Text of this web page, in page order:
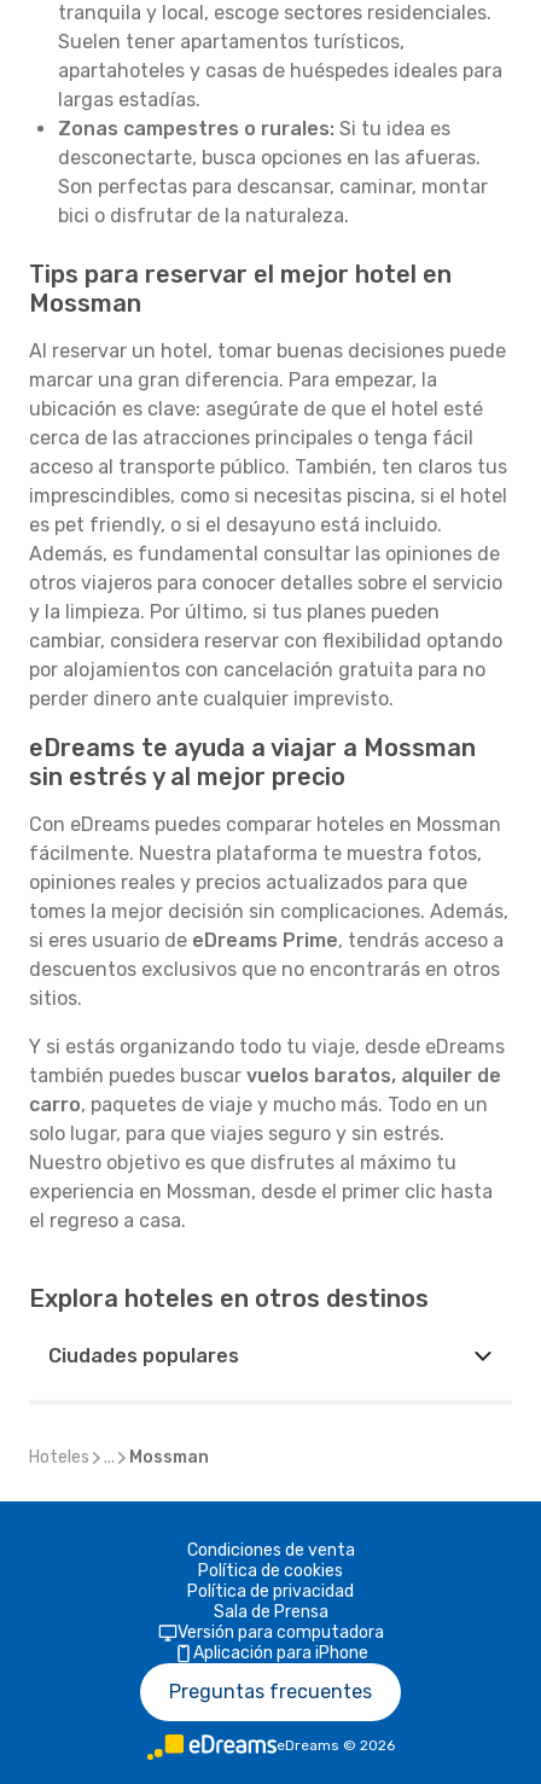
tranquila y local, escoge sectores residenciales.
Suelen tener apartamentos turísticos,
apartahoteles y casas de huéspedes ideales para
largas estadías.
Zonas campestres o rurales: Si tu idea es
desconectarte, busca opciones en las afueras.
Son perfectas para descansar, caminar, montar
bici o disfrutar de la naturaleza.
Tips para reservar el mejor hotel en
Mossman
Al reservar un hotel, tomar buenas decisiones puede
marcar una gran diferencia. Para empezar, la
ubicación es clave: asegúrate de que el hotel esté
cerca de las atracciones principales o tenga fácil
acceso al transporte público. También, ten claros tus
imprescindibles, como si necesitas piscina, si el hotel
es pet friendly, o si el desayuno está incluido.
Además, es fundamental consultar las opiniones de
otros viajeros para conocer detalles sobre el servicio
y la limpieza. Por último, si tus planes pueden
cambiar, considera reservar con flexibilidad optando
por alojamientos con cancelación gratuita para no
perder dinero ante cualquier imprevisto.
eDreams te ayuda a viajar a Mossman
sin estrés y al mejor precio
Con eDreams puedes comparar hoteles en Mossman
fácilmente. Nuestra plataforma te muestra fotos,
opiniones reales y precios actualizados para que
tomes la mejor decisión sin complicaciones. Además,
si eres usuario de eDreams Prime, tendrás acceso a
descuentos exclusivos que no encontrarás en otros
sitios.
Y si estás organizando todo tu viaje, desde eDreams
también puedes buscar vuelos baratos, alquiler de
carro, paquetes de viaje y mucho más. Todo en un
solo lugar, para que viajes seguro y sin estrés.
Nuestro objetivo es que disfrutes al máximo tu
experiencia en Mossman, desde el primer clic hasta
el regreso a casa.
Explora hoteles en otros destinos
Ciudades populares
Hoteles ... Mossman
Condiciones de venta
Política de cookies
Política de privacidad
Sala de Prensa
Versión para computadora
Aplicación para iPhone
Preguntas frecuentes
eDreams © 2026